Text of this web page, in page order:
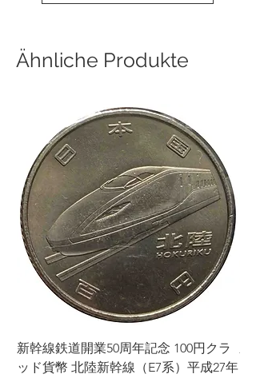
Ähnliche Produkte
新幹線鉄道開業50周年記念 100円クラ
ッド貨幣 北陸新幹線（E7系）平成27年